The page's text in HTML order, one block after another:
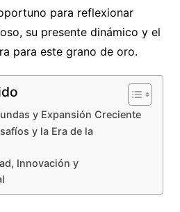
para reflexionar
su presente dinámico y el
para este grano de oro.
y Expansión Creciente
y la Era de la
Innovación y